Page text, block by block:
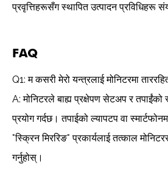
प्रवृत्तिहरूसँग स्थापित उत्पादन प्रविधिहरू
FAQ
Q1: म कसरी मेरो यन्त्रलाई मोनिटरमा
A: मोनिटरले बाह्य प्रक्षेपण सेटअप र
प्रयोग गर्दछ। तपाईको ल्यापटप वा
"स्क्रिन मिररिङ" प्रकार्यलाई तत्काल
गर्नुहोस्।